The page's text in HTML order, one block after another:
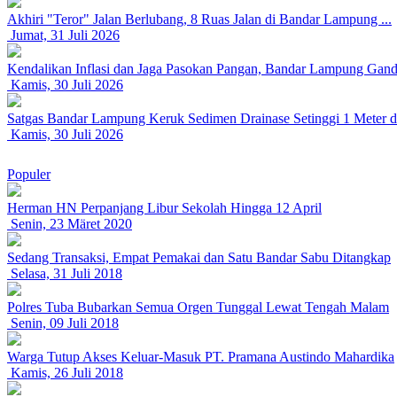
Akhiri "Teror" Jalan Berlubang, 8 Ruas Jalan di Bandar Lampung ...
Jumat, 31 Juli 2026
Kendalikan Inflasi dan Jaga Pasokan Pangan, Bandar Lampung
Kamis, 30 Juli 2026
Satgas Bandar Lampung Keruk Sedimen Drainase Setinggi 1 Meter
Kamis, 30 Juli 2026
Populer
Herman HN Perpanjang Libur Sekolah Hingga 12 April
Senin, 23 Märet 2020
Sedang Transaksi, Empat Pemakai dan Satu Bandar Sabu Ditangkap
Selasa, 31 Juli 2018
Polres Tuba Bubarkan Semua Orgen Tunggal Lewat Tengah Malam
Senin, 09 Juli 2018
Warga Tutup Akses Keluar-Masuk PT. Pramana Austindo Mahardika
Kamis, 26 Juli 2018